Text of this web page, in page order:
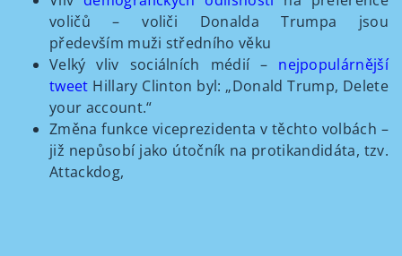
voličů – voliči Donalda Trumpa jsou
především muži středního věku
Velký vliv sociálních médií – nejpopulárnější
tweet Hillary Clinton byl: „Donald Trump, Delete
your account.“
Změna funkce viceprezidenta v těchto volbách –
již nepůsobí jako útočník na protikandidáta, tzv.
Attackdog,